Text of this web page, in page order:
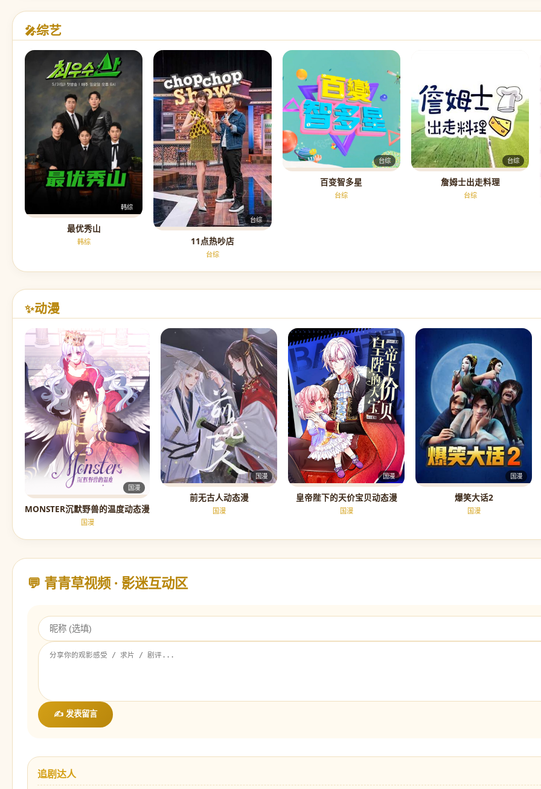
🎤综艺
韩综
最优秀山
韩综
台综
11点热吵店
台综
台综
百变智多星
台综
台综
詹姆士出走料理
台综
✨动漫
国漫
MONSTER沉默野兽的温度动态漫
国漫
国漫
前无古人动态漫
国漫
国漫
皇帝陛下的天价宝贝动态漫
国漫
国漫
爆笑大话2
国漫
💬 青青草视频 · 影迷互动区
✍️ 发表留言
追剧达人